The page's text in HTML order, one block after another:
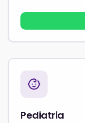
Pediatria